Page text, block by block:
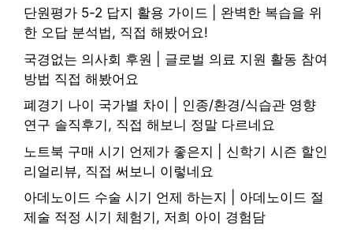
단원평가 5-2 답지 활용 가이드 | 완벽한 복습을 위
한 오답 분석법, 직접 해봤어요!
국경없는 의사회 후원 | 글로벌 의료 지원 활동 참여
방법 직접 해봤어요
폐경기 나이 국가별 차이 | 인종/환경/식습관 영향
연구 솔직후기, 직접 해보니 정말 다르네요
노트북 구매 시기 언제가 좋은지 | 신학기 시즌 할인
리얼리뷰, 직접 써보니 이렇네요
아데노이드 수술 시기 언제 하는지 | 아데노이드 절
제술 적정 시기 체험기, 저희 아이 경험담